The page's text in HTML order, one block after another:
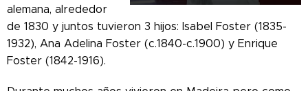
alemana, alrededor
de 1830 y juntos tuvieron 3 hijos: Isabel Foster (1835-
1932), Ana Adelina Foster (c.1840-c.1900) y Enrique
Foster (1842-1916).